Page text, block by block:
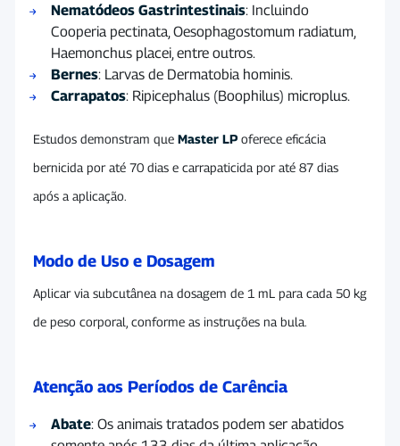
Nematódeos Gastrintestinais: Incluindo
Cooperia pectinata, Oesophagostomum radiatum,
Haemonchus placei, entre outros.
Bernes: Larvas de Dermatobia hominis.
Carrapatos: Ripicephalus (Boophilus) microplus.
Estudos demonstram que Master LP oferece eficácia
bernicida por até 70 dias e carrapaticida por até 87 dias
após a aplicação.
Modo de Uso e Dosagem
Aplicar via subcutânea na dosagem de 1 mL para cada 50 kg
de peso corporal, conforme as instruções na bula.
Atenção aos Períodos de Carência
Abate: Os animais tratados podem ser abatidos